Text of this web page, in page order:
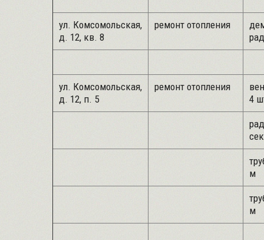
ул. Комсомольская,
д. 12, кв. 8
ремонт отопления
ул. Комсомольская,
д. 12, п. 5
ремонт отопления
4
м
м